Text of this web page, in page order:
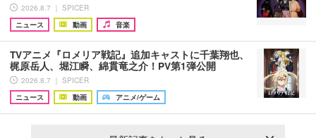
2026.8.7 ｜ SPICER
ニュース
動画 音楽
TVアニメ『ロメリア戦記』追加キャストに千葉翔也、
梶原岳人、堀江瞬、綿貫竜之介！PV第1弾公開
2026.8.7 ｜ SPICER
ニュース
動画 アニメ/ゲーム